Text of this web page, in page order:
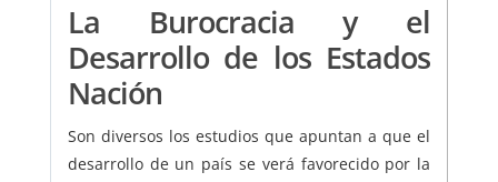
La Burocracia y el
Desarrollo de los Estados
Nación
Son diversos los estudios que apuntan a que el
desarrollo de un país se verá favorecido por la